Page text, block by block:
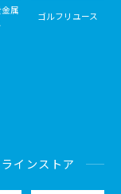
属
ゴルフリユース
インストア